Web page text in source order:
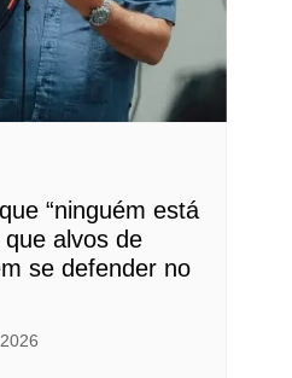
“ninguém está
que alvos de
se defender no